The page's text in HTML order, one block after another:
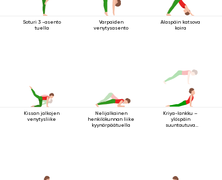
Soturi 3 -asento
tuella
Varpaiden
venytysasento
Alaspäin katsova
koira
Kissan jalkojen
venytysliike
Nelijalkainen
henkilökunnan liike
kyynärpäätuella
Kriya-lankku –
ylöspäin
suuntautuva